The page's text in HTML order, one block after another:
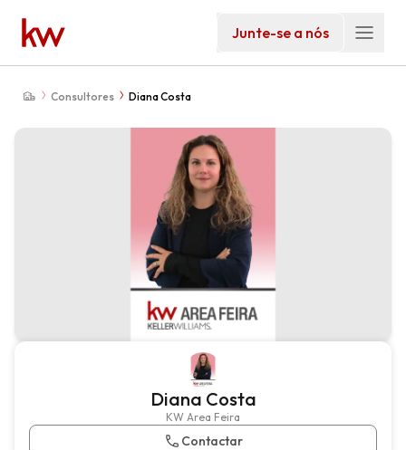
Junte-se a nós
Consultores Diana Costa
Diana Costa
KW Area Feira
Contactar